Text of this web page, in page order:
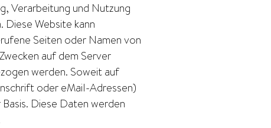
Verarbeitung und Nutzung
Website kann
Seiten oder Namen von
auf dem Server
werden. Soweit auf
oder eMail-Adressen)
Diese Daten werden